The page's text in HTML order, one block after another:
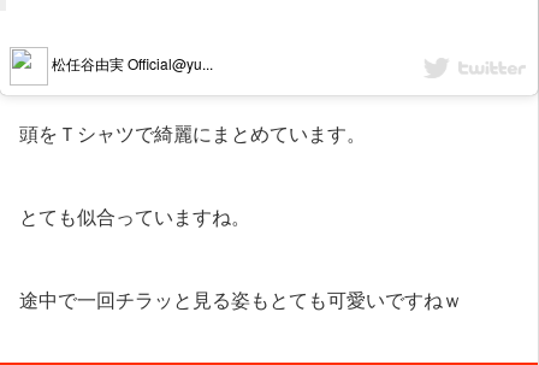
松任谷由実 Official@yu...
頭をＴシャツで綺麗にまとめています。
とても似合っていますね。
途中で一回チラッと見る姿もとても可愛いですねｗ